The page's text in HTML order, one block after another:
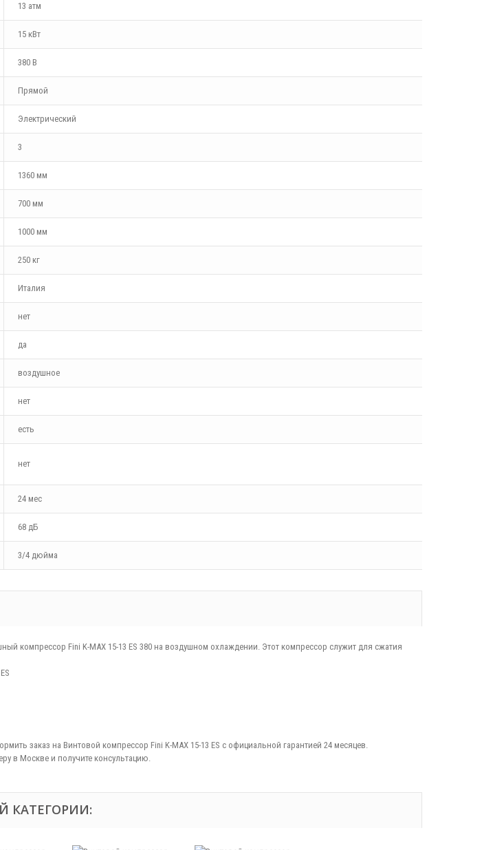
13 атм
15 кВт
380 В
Прямой
Электрический
3
1360 мм
700 мм
1000 мм
250 кг
Италия
нет
да
воздушное
нет
есть
нет
24 мес
68 дБ
3/4 дюйма
компрессор Fini K-MAX 15-13 ES 380 на воздушном охлаждении. Этот компрессор служит для сжатия
заказ на Винтовой компрессор Fini K-MAX 15-13 ES с официальной гарантией 24 месяцев.
в Москве и получите консультацию.
КАТЕГОРИИ: